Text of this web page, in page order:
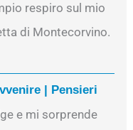
respiro sul mio
di Montecorvino.
| Pensieri
e mi sorprende